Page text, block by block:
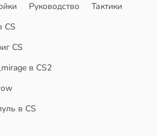
Руководство
Тактики
CS
CS
в CS2
в CS